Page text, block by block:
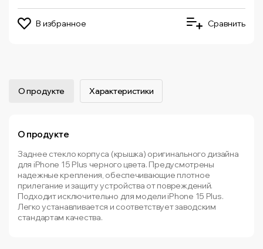
В избранное Сравнить
О продукте Характеристики
О продукте
Заднее стекло корпуса (крышка) оригинального дизайна
для iPhone 15 Plus черного цвета. Предусмотрены
надежные крепления, обеспечивающие плотное
прилегание и защиту устройства от повреждений.
Подходит исключительно для модели iPhone 15 Plus.
Легко устанавливается и соответствует заводским
стандартам качества.